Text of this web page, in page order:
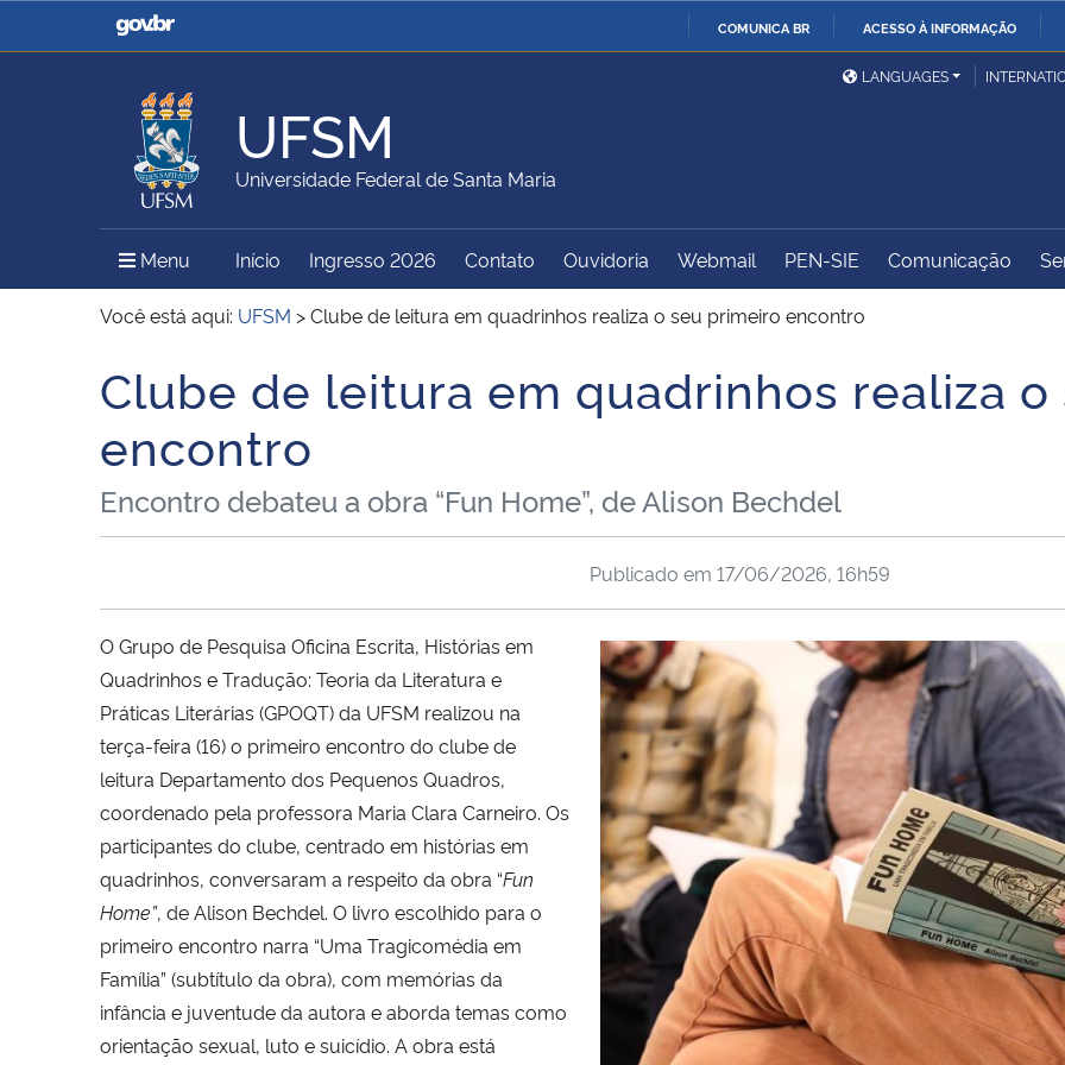
COMUNICA BR ACESSO À INFORMAÇÃO
Casa Civil
Ministério da Justiça e
Ministério da Defesa
Ministério das Relações
Exteriores
Ministério da Agricultura,
Pecuária e Abastecimento
Ministério da Educação
Ministério do Meio Ambiente Ministério do Turismo
Ministério do
Desenvolvimento Regional
Controladoria-Geral da
União
Secretaria de Governo
Gabinete de Segurança
Advocacia-Geral da União Banco Central do Brasil
LANGUAGES
UFSM
Universidade Federal de Santa Maria
Menu Menu Principal do Sítio
Início Ingresso 2026 Contato Ouvidoria Webmail PEN-SIE Comunicação
Você está aqui: UFSM >Clube de leitura em quadrinhos realiza o seu primeiro encontro
Início do conteúdo
Clube de leitura em quadrinhos realiza
encontro
Encontro debateu a obra “Fun Home”, de Alison Bechdel
Publicado em 17/06/2026, 16h59
O Grupo de Pesquisa Oficina Escrita, Histórias em
Quadrinhos e Tradução: Teoria da Literatura e
Práticas Literárias (GPOQT) da UFSM realizou na
terça-feira (16) o primeiro encontro do clube de
leitura Departamento dos Pequenos Quadros,
coordenado pela professora Maria Clara Carneiro. Os
participantes do clube, centrado em histórias em
quadrinhos, conversaram a respeito da obra “Fun
Home”, de Alison Bechdel. O livro escolhido para o
primeiro encontro narra “Uma Tragicomédia em
Família” (subtítulo da obra), com memórias da
infância e juventude da autora e aborda temas como
orientação sexual, luto e suicídio. A obra está